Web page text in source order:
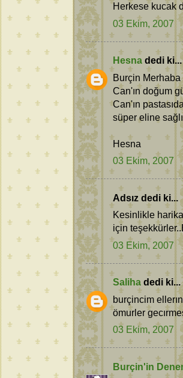
Herkese kucak
03 Ekim, 2007
Hesna dedi ki...
Burçin Merhaba
Can'ın doğum
Can'ın
süper eline
Hesna
03 Ekim, 2007
Adsız dedi ki...
Kesinlikle
için
03 Ekim, 2007
Saliha dedi ki...
burçincim
ömurler
03 Ekim, 2007
Burçin'in